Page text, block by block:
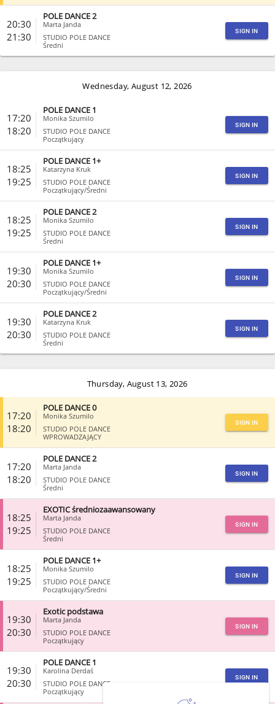
20:30
21:30
POLE DANCE 2
Marta Janda
STUDIO POLE DANCE
Średni
SIGN IN
CLOSE
Wednesday, August 12, 2026
17:20
18:20
POLE DANCE 1
Monika Szumilo
STUDIO POLE DANCE
Początkujący
SIGN IN
18:25
19:25
POLE DANCE 1+
Katarzyna Kruk
STUDIO POLE DANCE
Początkujący/Średni
SIGN IN
18:25
19:25
POLE DANCE 2
Monika Szumilo
STUDIO POLE DANCE
Średni
SIGN IN
19:30
20:30
POLE DANCE 1+
Monika Szumilo
STUDIO POLE DANCE
Początkujący/Średni
SIGN IN
19:30
20:30
POLE DANCE 2
Katarzyna Kruk
STUDIO POLE DANCE
Średni
SIGN IN
CLOSE
Thursday, August 13, 2026
17:20
18:20
POLE DANCE 0
Monika Szumilo
STUDIO POLE DANCE
WPROWADZAJĄCY
SIGN IN
17:20
18:20
POLE DANCE 2
Marta Janda
STUDIO POLE DANCE
Średni
SIGN IN
18:25
19:25
EXOTIC średniozaawansowany
Marta Janda
STUDIO POLE DANCE
Średni
SIGN IN
18:25
19:25
POLE DANCE 1+
Monika Szumilo
STUDIO POLE DANCE
Początkujący/Średni
SIGN IN
19:30
20:30
Exotic podstawa
Marta Janda
STUDIO POLE DANCE
Początkujący
SIGN IN
19:30
20:30
POLE DANCE 1
Karolina Derdaś
STUDIO POLE DANCE
Początkujący
SIGN IN